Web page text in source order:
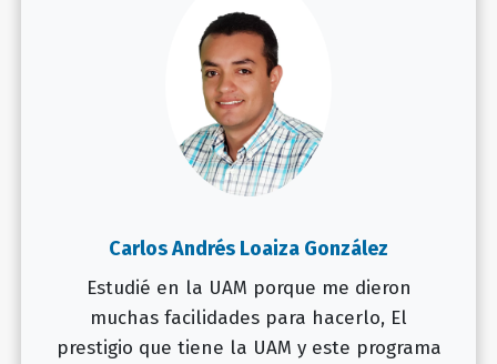
Carlos Andrés Loaiza González
Estudié en la UAM porque me dieron
muchas facilidades para hacerlo, El
prestigio que tiene la UAM y este programa